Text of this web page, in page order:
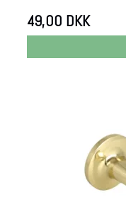
49,00 DKK